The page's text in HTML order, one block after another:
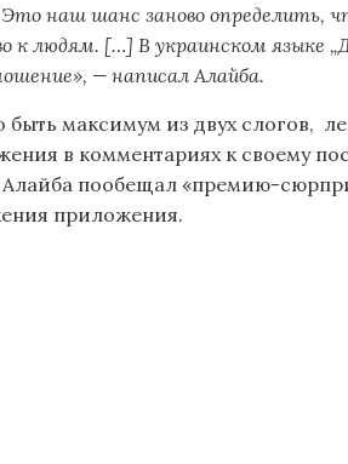
наш шанс заново определить,
к людям. […] В украинском языке
— написал Алайба.
максимум из двух слогов,
в комментариях к своему
Алайба пообещал «премию-
приложения.